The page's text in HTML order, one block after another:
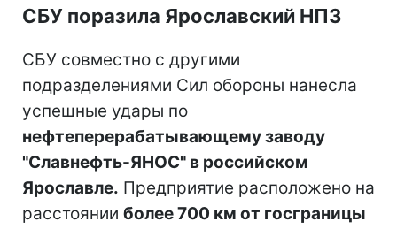
СБУ поразила Ярославский НПЗ
СБУ совместно с другими
подразделениями Сил обороны нанесла
успешные удары по
нефтеперерабатывающему заводу
"Славнефть-ЯНОС" в российском
Ярославле. Предприятие расположено на
расстоянии более 700 км от госграницы